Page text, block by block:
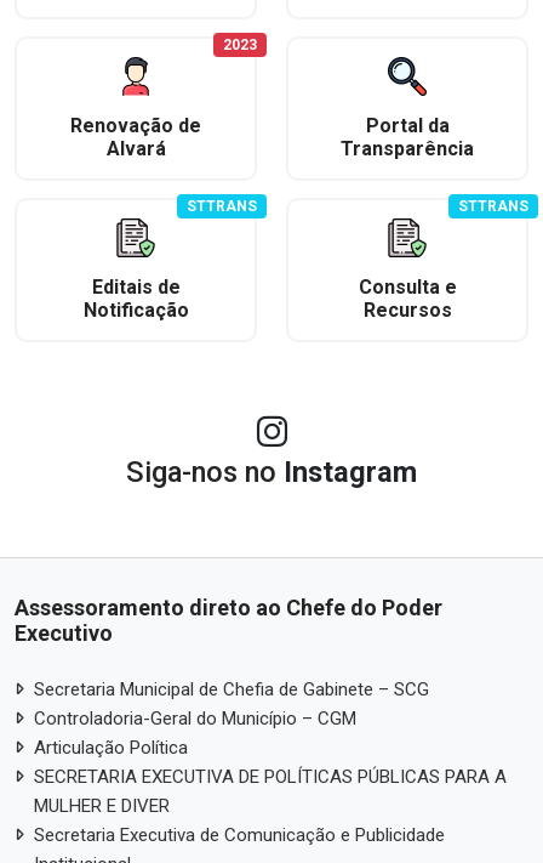
Renovação de
Alvará
2023
Portal da
Transparência
Editais de
Notificação
STTRANS
Consulta e
Recursos
STTRANS
Siga-nos no Instagram
Assessoramento direto ao Chefe do Poder
Executivo
Secretaria Municipal de Chefia de Gabinete – SCG
Controladoria-Geral do Município – CGM
Articulação Política
SECRETARIA EXECUTIVA DE POLÍTICAS PÚBLICAS PARA A
MULHER E DIVER
Secretaria Executiva de Comunicação e Publicidade